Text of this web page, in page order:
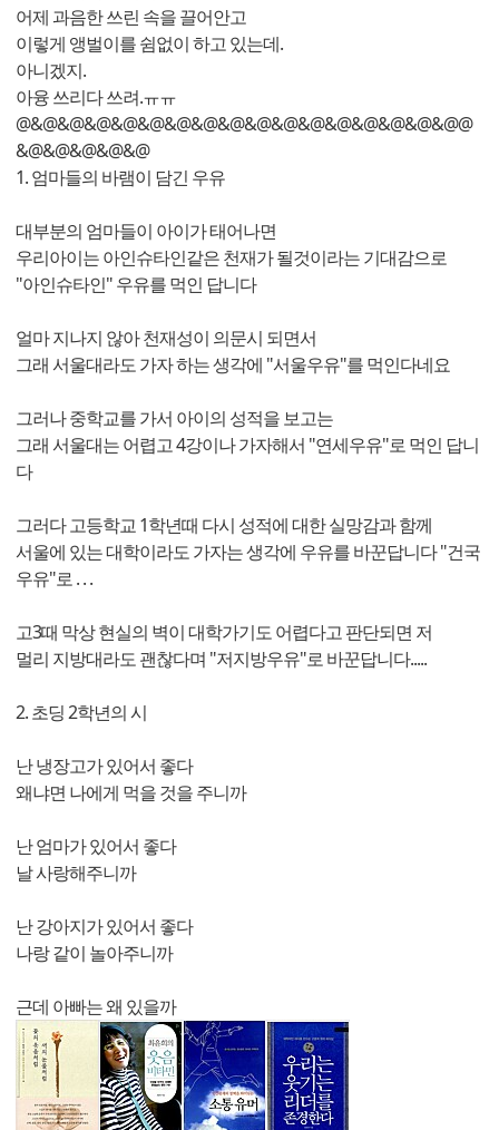
어제 과음한 쓰린 속을 끌어안고
이렇게 앵벌이를 쉼없이 하고 있는데.
아니겠지.
아융 쓰리다 쓰려.ㅠㅠ
@&@&@&@&@&@&@&@&@&@&@&@&@&@&@&@&@@
&@&@&@&@&@
1. 엄마들의 바램이 담긴 우유
대부분의 엄마들이 아이가 태어나면
우리아이는 아인슈타인같은 천재가 될것이라는 기대감으로
"아인슈타인" 우유를 먹인 답니다
얼마 지나지 않아 천재성이 의문시 되면서
그래 서울대라도 가자 하는 생각에 "서울우유"를 먹인다네요
그러나 중학교를 가서 아이의 성적을 보고는
그래 서울대는 어렵고 4강이나 가자해서 "연세우유"로 먹인 답니
다
그러다 고등학교 1학년때 다시 성적에 대한 실망감과 함께
서울에 있는 대학이라도 가자는 생각에 우유를 바꾼답니다 "건국
우유"로 . . .
고3때 막상 현실의 벽이 대학가기도 어렵다고 판단되면 저
멀리 지방대라도 괜찮다며 "저지방우유"로 바꾼답니다.....
2. 초딩 2학년의 시
난 냉장고가 있어서 좋다
왜냐면 나에게 먹을 것을 주니까
난 엄마가 있어서 좋다
날 사랑해주니까
난 강아지가 있어서 좋다
나랑 같이 놀아주니까
근데 아빠는 왜 있을까